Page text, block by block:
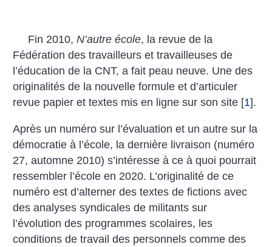
Fin 2010,N’autre école, la revue de la
Fédération des travailleurs et travailleuses de
l’éducation de la CNT, a fait peau neuve. Une des
originalités de la nouvelle formule et d’articuler
revue papier et textes mis en ligne sur son site [1].
Après un numéro sur l’évaluation et un autre sur la
démocratie à l’école, la dernière livraison (numéro
27, automne 2010) s’intéresse à ce à quoi pourrait
ressembler l’école en 2020. L’originalité de ce
numéro est d’alterner des textes de fictions avec
des analyses syndicales de militants sur
l’évolution des programmes scolaires, les
conditions de travail des personnels comme des